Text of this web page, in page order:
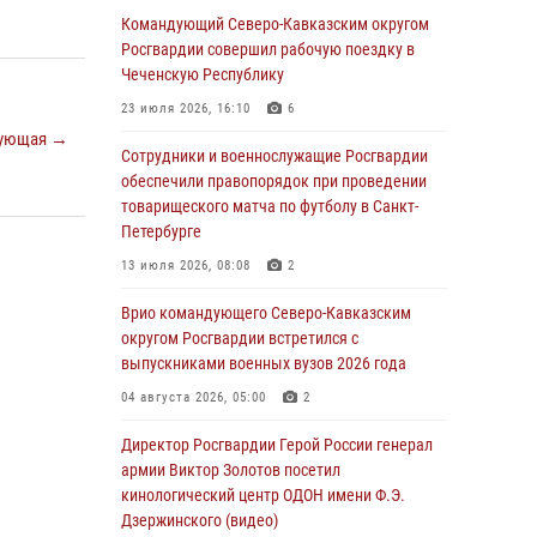
→
основам взрывобезопасности
07 августа 2026, 11:33
Рэпер ST посетил раненых росгвардейцев в
ведомства
07 августа 2026, 11:18 2
Патриотическая акция «Каникулы с
Росгвардией» прошла в Воронеже
В Ставрополе офицеры Росгвардии стали
участниками пресс-конференции по вопросам
в сфере оборота оружия
Мурал памяти военнослужащего Росгвардии
открыли в Астрахани
07 августа 2026, 10:13
Командующий Северо-Кавказским округом
Росгвардии совершил рабочую поездку в
Чеченскую Республику
23 июля 2026, 16:10 6
Сотрудники и военнослужащие Росгвардии
обеспечили правопорядок при проведении
товарищеского матча по футболу в Санкт-
Петербурге
13 июля 2026, 08:08 2
Врио командующего Северо-Кавказским
округом Росгвардии встретился с
выпускниками военных вузов 2026 года
04 августа 2026, 05:00 2
Директор Росгвардии Герой России генерал
армии Виктор Золотов посетил
кинологический центр ОДОН имени Ф.Э.
Дзержинского (видео)